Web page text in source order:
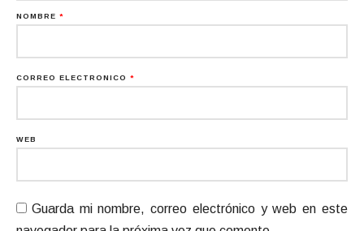
NOMBRE *
CORREO ELECTRÓNICO *
WEB
Guarda mi nombre, correo electrónico y web en este